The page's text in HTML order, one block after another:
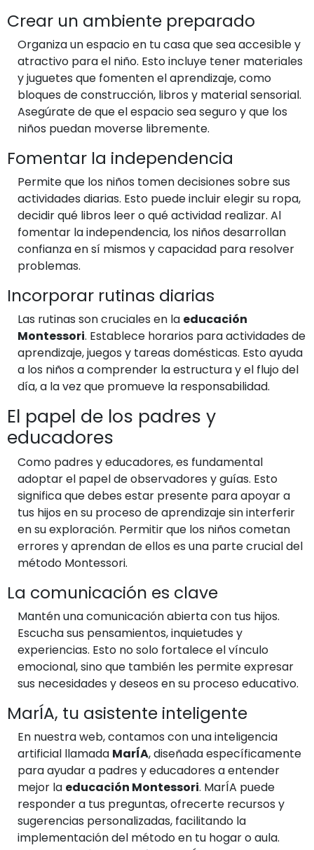
Crear un ambiente preparado
Organiza un espacio en tu casa que sea accesible y
atractivo para el niño. Esto incluye tener materiales
y juguetes que fomenten el aprendizaje, como
bloques de construcción, libros y material sensorial.
Asegúrate de que el espacio sea seguro y que los
niños puedan moverse libremente.
Fomentar la independencia
Permite que los niños tomen decisiones sobre sus
actividades diarias. Esto puede incluir elegir su ropa,
decidir qué libros leer o qué actividad realizar. Al
fomentar la independencia, los niños desarrollan
confianza en sí mismos y capacidad para resolver
problemas.
Incorporar rutinas diarias
Las rutinas son cruciales en la educación
Montessori. Establece horarios para actividades de
aprendizaje, juegos y tareas domésticas. Esto ayuda
a los niños a comprender la estructura y el flujo del
día, a la vez que promueve la responsabilidad.
El papel de los padres y
educadores
Como padres y educadores, es fundamental
adoptar el papel de observadores y guías. Esto
significa que debes estar presente para apoyar a
tus hijos en su proceso de aprendizaje sin interferir
en su exploración. Permitir que los niños cometan
errores y aprendan de ellos es una parte crucial del
método Montessori.
La comunicación es clave
Mantén una comunicación abierta con tus hijos.
Escucha sus pensamientos, inquietudes y
experiencias. Esto no solo fortalece el vínculo
emocional, sino que también les permite expresar
sus necesidades y deseos en su proceso educativo.
MarÍA, tu asistente inteligente
En nuestra web, contamos con una inteligencia
artificial llamada MarÍA, diseñada específicamente
para ayudar a padres y educadores a entender
mejor la educación Montessori. MarÍA puede
responder a tus preguntas, ofrecerte recursos y
sugerencias personalizadas, facilitando la
implementación del método en tu hogar o aula.